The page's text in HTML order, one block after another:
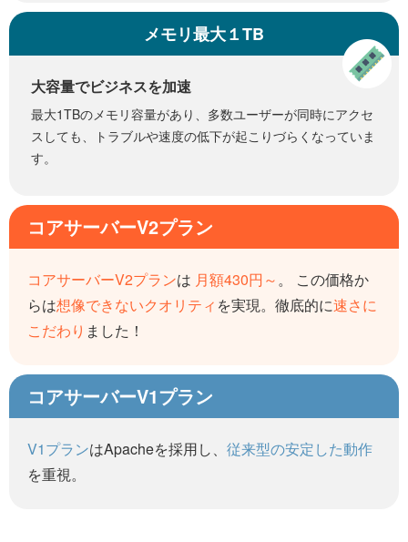
メモリ最大１TB
大容量でビジネスを加速
最大1TBのメモリ容量があり、多数ユーザーが同時にアクセ
スしても、トラブルや速度の低下が起こりづらくなっていま
す。
コアサーバーV2プラン
コアサーバーV2プランは 月額430円～。 この価格か
らは想像できないクオリティ を実現。 徹底的に速さに
こだわり ました！
コアサーバーV1プラン
V1プランはApacheを採用し、 従来型の安定した動作
を重視。